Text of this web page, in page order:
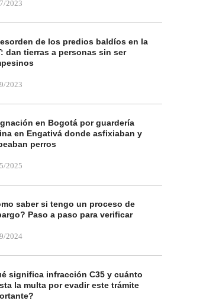
2023
de los predios baldíos en la
dan tierras a personas sin ser
2023
en Bogotá por guardería
en Engativá donde asfixiaban y
perros
2025
saber si tengo un proceso de
Paso a paso para verificar
2024
significa infracción C35 y cuánto
la multa por evadir este trámite